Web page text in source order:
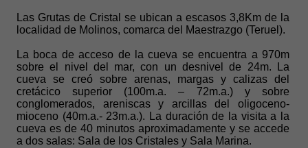
Las Grutas de Cristal se ubican a escasos 3,8Km de la
localidad de Molinos, comarca del Maestrazgo (Teruel).
La boca de acceso de la cueva se encuentra a 970m
sobre el nivel del mar, con un desnivel de 24m. La
cueva se creó sobre arenas, margas y calizas del
cretácico superior (100m.a. – 72m.a.) y sobre
conglomerados, areniscas y arcillas del oligoceno-
mioceno (40m.a.- 23m.a.). La duración de la visita a la
cueva es de 40 minutos aproximadamente y se accede
a dos salas: Sala de los Cristales y Sala Marina.